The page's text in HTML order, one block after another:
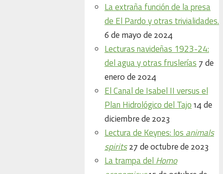
La extraña función de la presa
de El Pardo y otras trivialidades.
6 de mayo de 2024
Lecturas navideñas 1923-24:
del agua y otras fruslerías 7 de
enero de 2024
El Canal de Isabel II versus el
Plan Hidrológico del Tajo 14 de
diciembre de 2023
Lectura de Keynes: los animals
spirits 27 de octubre de 2023
La trampa del Homo